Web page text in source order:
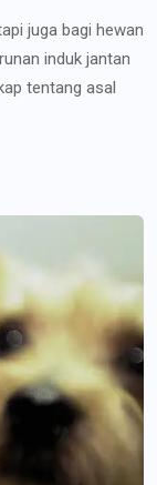
juga bagi hewan
induk jantan
tentang asal